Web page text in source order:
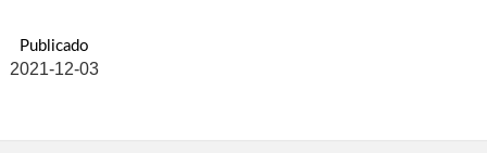
Publicado
2021-12-03